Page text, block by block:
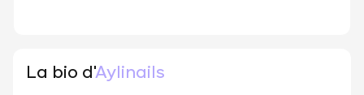
La bio d'Aylinails